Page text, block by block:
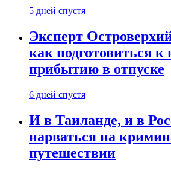
5 дней спустя
Эксперт
как подготовиться к
прибытию в отпуске
6 дней спустя
И в Таиланде, и в
нарваться на
путешествии